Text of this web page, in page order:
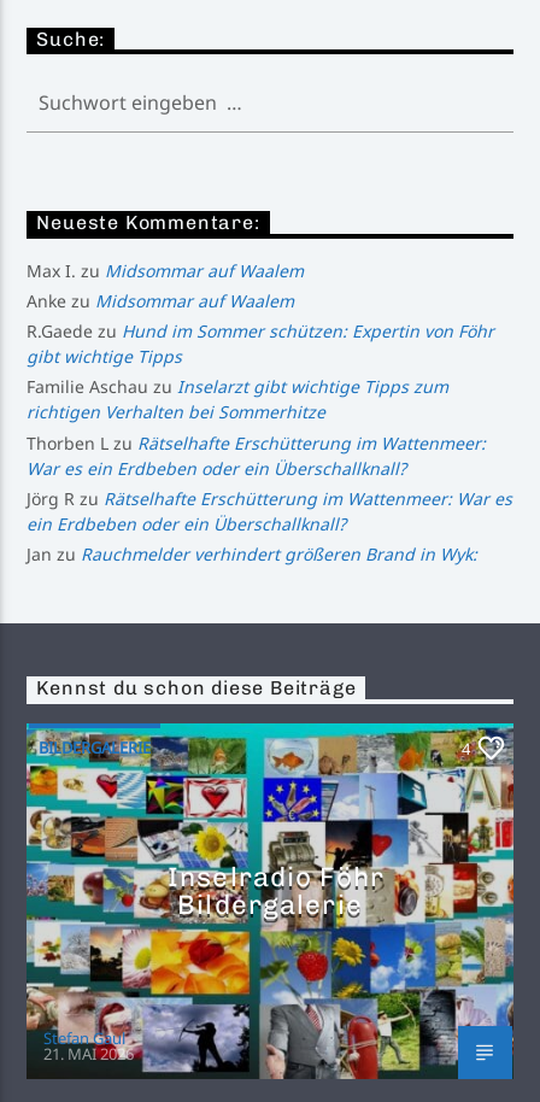
Suche:
Neueste Kommentare:
Max I. zu Midsommar auf Waalem
Anke zu Midsommar auf Waalem
R.Gaede zu Hund im Sommer schützen: Expertin von Föhr
gibt wichtige Tipps
Familie Aschau zuInselarzt gibt wichtige Tipps zum
richtigen Verhalten bei Sommerhitze
Thorben L zu Rätselhafte Erschütterung im Wattenmeer:
War es ein Erdbeben oder ein Überschallknall?
Jörg R zu Rätselhafte Erschütterung im Wattenmeer: War es
ein Erdbeben oder ein Überschallknall?
Jan zu Rauchmelder verhindert größeren Brand in Wyk:
Kennst du schon diese Beiträge
BILDERGALERIE 4
Inselradio Föhr
Bildergalerie
Stefan Gaul
21. MAI 2026